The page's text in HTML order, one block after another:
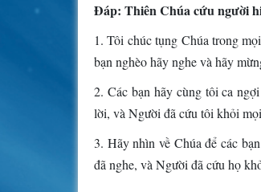
Ðáp: Thiên Chúa cứu người
1. Tôi chúc tụng Chúa trong
bạn nghèo hãy nghe và hãy
2. Các bạn hãy cùng tôi ca
lời, và Người đã cứu tôi khỏi
3. Hãy nhìn về Chúa để các
đã nghe, và Người đã cứu họ